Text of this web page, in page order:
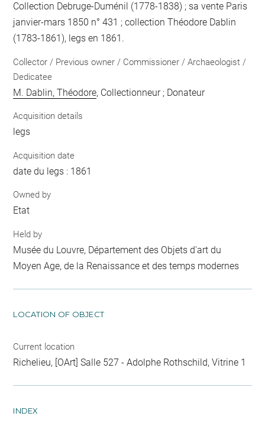
Collection Debruge-Duménil (1778-1838) ; sa vente Paris
janvier-mars 1850 n° 431 ; collection Théodore Dablin
(1783-1861), legs en 1861.
Collector / Previous owner / Commissioner / Archaeologist /
Dedicatee
M. Dablin, Théodore, Collectionneur ; Donateur
Acquisition details
legs
Acquisition date
date du legs : 1861
Owned by
Etat
Held by
Musée du Louvre, Département des Objets d'art du
Moyen Age, de la Renaissance et des temps modernes
LOCATION OF OBJECT
Current location
Richelieu, [OArt] Salle 527 - Adolphe Rothschild, Vitrine 1
INDEX